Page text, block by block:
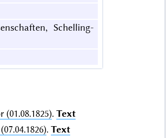
Schelling-
. Text
(07.04.1826). Text